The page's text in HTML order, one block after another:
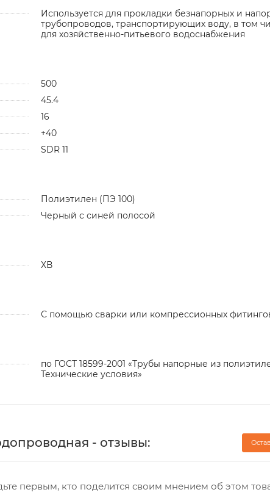
Используется для прокладки безнапорных и
трубопроводов, транспортирующих воду, в том
для хозяйственно-питьевого водоснабжения
500
45.4
16
+40
SDR 11
Полиэтилен (ПЭ 100)
Черный с синей полосой
ХВ
С помощью сварки или компрессионных
по ГОСТ 18599-2001 «Трубы напорные из
Технические условия»
- отзывы:
первым, кто поделится своим мнением об этом